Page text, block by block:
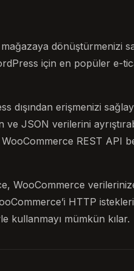
dönüştürmenizi
için en popüler e-
erişmenizi
ve JSON verilerini
REST API
WooCommerce
HTTP
kullanmayı mümkün kılar.